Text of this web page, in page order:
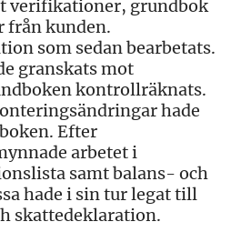
verifikationer, grundbok
från kunden.
som sedan bearbetats.
granskats mot
kontrollräknats.
hade
Efter
arbetet i
samt balans- och
hade i sin tur legat till
skattedeklaration.